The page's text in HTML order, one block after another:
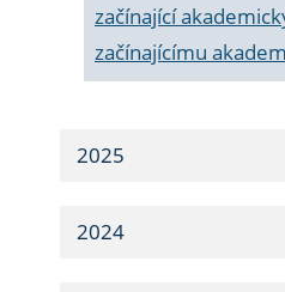
začínající
začínajícímu
2025
2024